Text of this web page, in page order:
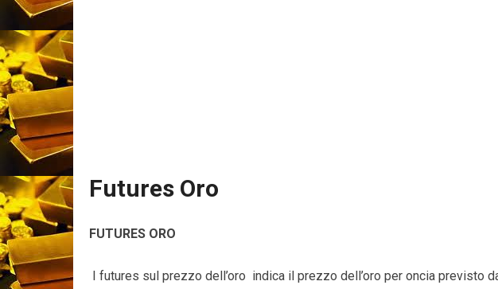
Futures Oro
FUTURES ORO
I futures sul prezzo dell’oro indica il prezzo dell’oro per oncia previsto